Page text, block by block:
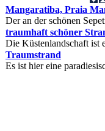
Mangaratiba, Praia
Der an der schönen
traumhaft schöner
Die Küstenlandschaft ist
Traumstrand
Es ist hier eine